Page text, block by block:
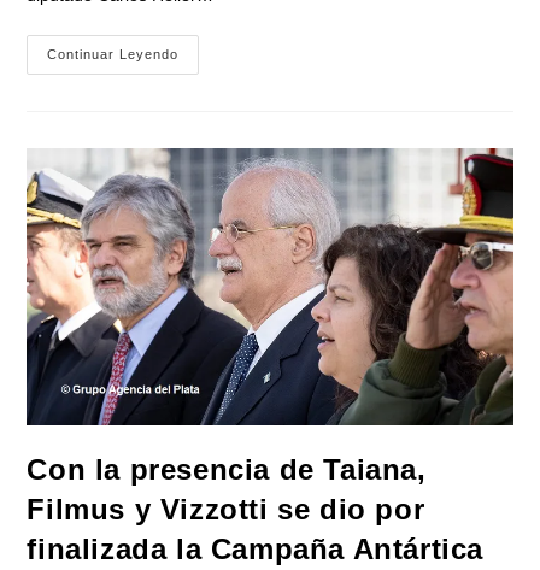
Continuar Leyendo
Del
Discutir
«programa
De
Futuro»
Para
Las
Elecciones
En
CABA
Con la presencia de Taiana,
Filmus y Vizzotti se dio por
finalizada la Campaña Antártica